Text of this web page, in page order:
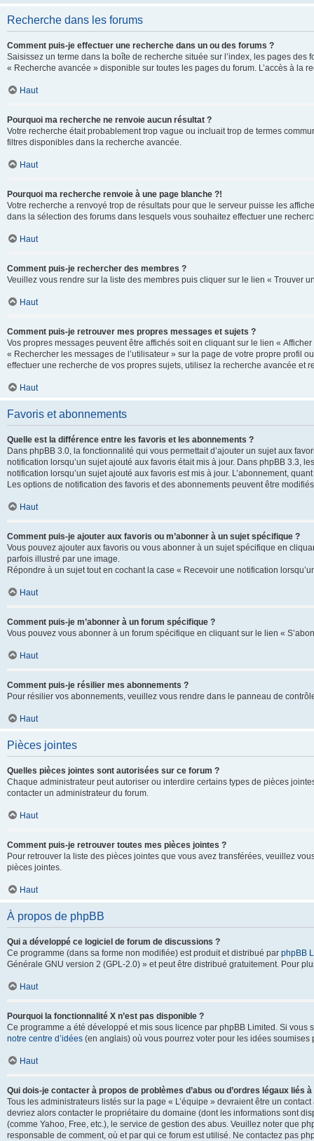
Recherche dans les forums
Comment puis-je effectuer une recherche dans un ou des forums ?
Saisissez un terme dans la boîte de recherche située sur l’index, les pages
« Recherche avancée » disponible sur toutes les pages du forum. L’accès à la
Haut
Pourquoi ma recherche ne renvoie aucun résultat ?
Votre recherche était probablement trop vague ou incluait trop de termes
filtres disponibles dans la recherche avancée.
Haut
Pourquoi ma recherche renvoie à une page blanche ?!
Votre recherche a renvoyé trop de résultats pour que le serveur puisse les
dans la sélection des forums dans lesquels vous souhaitez effectuer une
Haut
Comment puis-je rechercher des membres ?
Veuillez vous rendre sur la liste des membres puis cliquer sur le lien « Trouver
Haut
Comment puis-je retrouver mes propres messages et sujets ?
Vos propres messages peuvent être affichés soit en cliquant sur le lien «
« Rechercher les messages de l’utilisateur » sur la page de votre propre profil
effectuer une recherche de vos propres sujets, utilisez la recherche avancée
Haut
Favoris et abonnements
Quelle est la différence entre les favoris et les abonnements ?
Dans phpBB 3.0, la fonctionnalité qui vous permettait d’ajouter un sujet aux
notification lorsqu’un sujet ajouté aux favoris était mis à jour. Dans phpBB 3.3,
notification lorsqu’un sujet ajouté aux favoris est mis à jour. L’abonnement,
Les options de notification des favoris et des abonnements peuvent être
Haut
Comment puis-je ajouter aux favoris ou m’abonner à un sujet spécifique ?
Vous pouvez ajouter aux favoris ou vous abonner à un sujet spécifique en
parfois illustré par une image.
Répondre à un sujet tout en cochant la case « Recevoir une notification
Haut
Comment puis-je m’abonner à un forum spécifique ?
Vous pouvez vous abonner à un forum spécifique en cliquant sur le lien «
Haut
Comment puis-je résilier mes abonnements ?
Pour résilier vos abonnements, veuillez vous rendre dans le panneau de
Haut
Pièces jointes
Quelles pièces jointes sont autorisées sur ce forum ?
Chaque administrateur peut autoriser ou interdire certains types de pièces
contacter un administrateur du forum.
Haut
Comment puis-je retrouver toutes mes pièces jointes ?
Pour retrouver la liste des pièces jointes que vous avez transférées, veuillez
pièces jointes.
Haut
À propos de phpBB
Qui a développé ce logiciel de forum de discussions ?
Ce programme (dans sa forme non modifiée) est produit et distribué par phpBB
Générale GNU version 2 (GPL-2.0) » et peut être distribué gratuitement. Pour
Haut
Pourquoi la fonctionnalité X n’est pas disponible ?
Ce programme a été développé et mis sous licence par phpBB Limited. Si
notre centre d’idées (en anglais) où vous pourrez voter pour les idées soumises
Haut
Qui dois-je contacter à propos de problèmes d’abus ou d’ordres légaux liés
Tous les administrateurs listés sur la page « L’équipe » devraient être un
devriez alors contacter le propriétaire du domaine (dont les informations sont
(comme Yahoo, Free, etc.), le service de gestion des abus. Veuillez noter que
responsable de comment, où et par qui ce forum est utilisé. Ne contactez pas